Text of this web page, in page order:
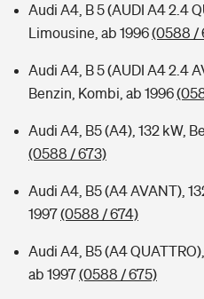
Audi A4, B 5 (AUDI A4 2.4
Limousine, ab 1996(0588 /
Audi A4, B 5 (AUDI A4 2.4
Benzin, Kombi, ab 1996
Audi A4, B5 (A4), 132 kW,
(0588 / 673)
Audi A4, B5 (A4 AVANT),
1997(0588 / 674)
Audi A4, B5 (A4
ab 1997(0588 / 675)